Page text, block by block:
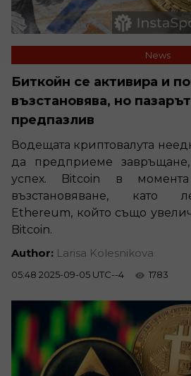
News
Биткойн се активира и
възстановява, но
предпазлив
Водещата криптовалута
да предприеме
успех. Bitcoin в
възстановяване, като
Ethereum, който също
Bitcoin.
Author: Larisa Kolesnikova
05:48 2025-09-05 UTC--4 1783